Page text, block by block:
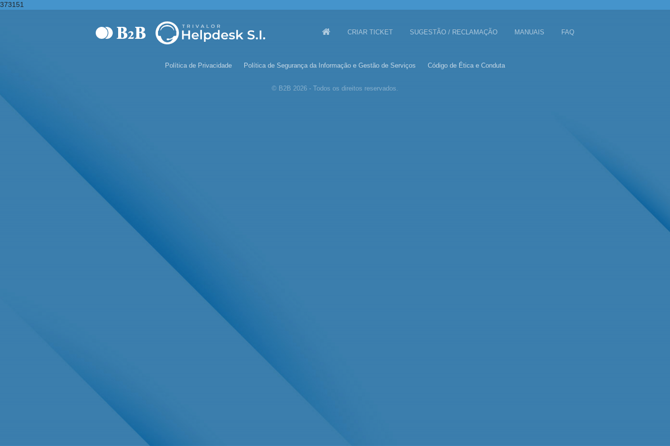
373151
CRIAR TICKET SUGESTÃO / RECLAMAÇÃO MANUAIS FAQ
Política de Privacidade Política de Segurança da Informação e Gestão de Serviços Código de Ética e Conduta
© B2B 2026 - Todos os direitos reservados.